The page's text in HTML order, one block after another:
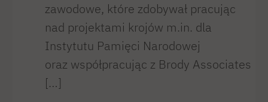
zawodowe, które zdobywał pracując
nad projektami krojów m.in. dla
Instytutu Pamięci Narodowej
oraz współpracując z Brody Associates
[…]